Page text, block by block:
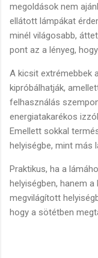
megoldások nem
ellátott lámpákat
minél világosabb,
pont az a lényeg,
A kicsit extrémebbek
kipróbálhatják,
felhasználás
energiatakarékos
Emellett sokkal
helyiségbe, mint más
Praktikus, ha a
helyiségben, hanem
megvilágított
hogy a sötétben